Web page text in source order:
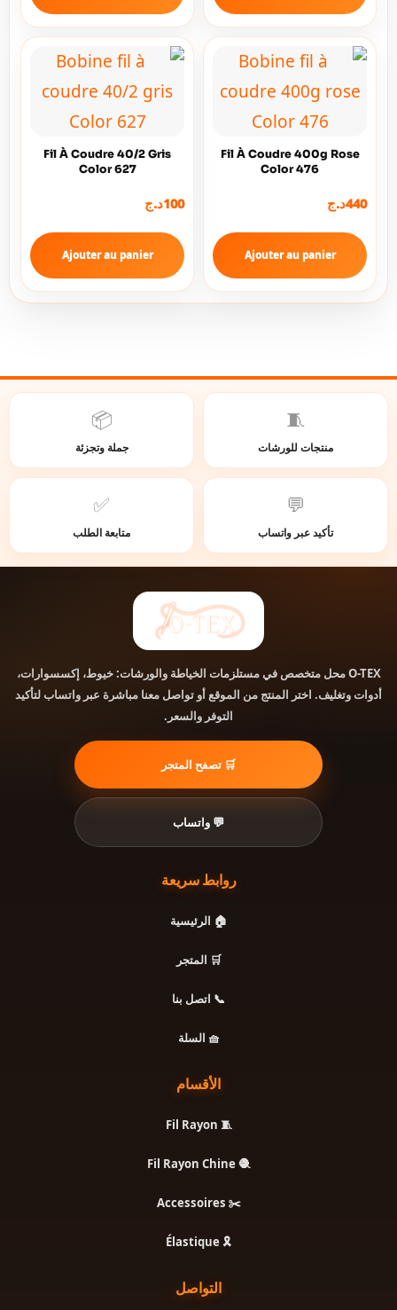
Fil À Coudre 400g Rose
Color 476
440د.ج
Ajouter au panier
Fil À Coudre 40/2 Gris
Color 627
100د.ج
Ajouter au panier
🧵
منتجات للورشات
📦
جملة وتجزئة
💬
تأكيد عبر واتساب
✅
متابعة الطلب
O-TEXمحل متخصص في مستلزمات الخياطة والورشات: خيوط، إكسسوارات،
أدوات وتغليف. اختر المنتج من الموقع أو تواصل معنا مباشرة عبر واتساب لتأكيد
التوفر والسعر.
🛒 تصفح المتجر
💬 واتساب
روابط سريعة
🏠 الرئيسية
🛒 المتجر
📞 اتصل بنا
🧺 السلة
الأقسام
🧵 Fil Rayon
🧶 Fil Rayon Chine
✂️ Accessoires
🎗️ Élastique
التواصل